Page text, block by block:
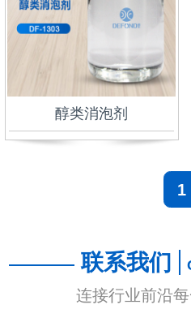
醇类消泡剂
1
联系我们
连接行业前沿